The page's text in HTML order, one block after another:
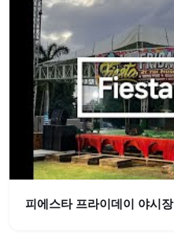
피에스타 프라이데이 야시장